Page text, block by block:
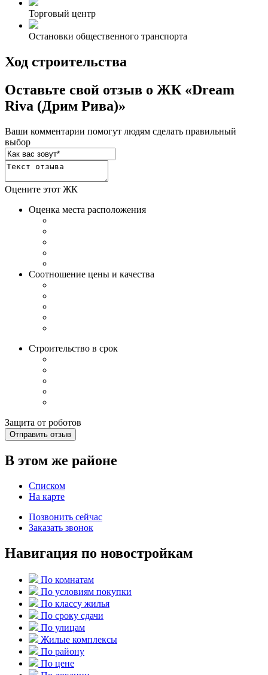
Торговый центр
Остановки общественного транспорта
Ход строительства
Оставьте свой отзыв о ЖК «Dream
Riva (Дрим Рива)»
Ваши комментарии помогут людям сделать правильный
выбор
Оцените этот ЖК
Оценка места расположения
Соотношение цены и качества
Строительство в срок
Защита от роботов
Отправить отзыв
В этом же районе
Списком
На карте
Позвонить сейчас
Заказать звонок
Навигация по новостройкам
По комнатам
По условиям покупки
По классу жилья
По сроку сдачи
По улицам
Жилые комплексы
По району
По цене